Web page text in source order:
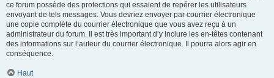
ce forum possède des protections qui essaient de repérer les utilisateurs
envoyant de tels messages. Vous devriez envoyer par courrier électronique
une copie complète du courrier électronique que vous avez reçu à un
administrateur du forum. Il est très important d’y inclure les en-têtes contenant
des informations sur l’auteur du courrier électronique. Il pourra alors agir en
conséquence.
Haut